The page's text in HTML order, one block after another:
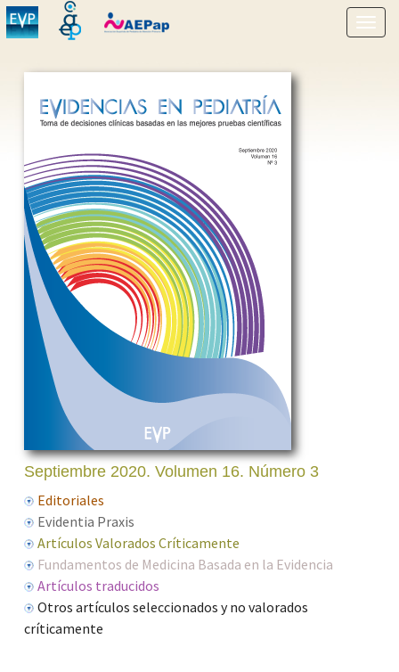
menú
Septiembre 2020. Volumen 16. Número 3
Editoriales
Evidentia Praxis
Artículos Valorados Críticamente
Fundamentos de Medicina Basada en la Evidencia
Artículos traducidos
Otros artículos seleccionados y no valorados
críticamente